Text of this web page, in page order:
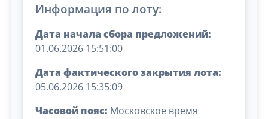
Информация по лоту:
Дата начала сбора предложений:
01.06.2026 15:51:00
Дата фактического закрытия лота:
05.06.2026 15:35:09
Часовой пояс: Московское время